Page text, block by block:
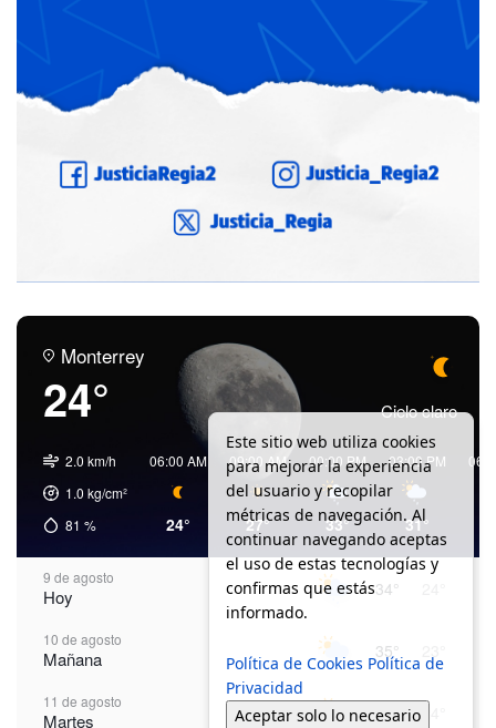
Monterrey
24° Cielo claro
2.0 km/h
1.0 kg/cm²
81 %
06:00 AM
24°
09:00 AM
27°
00:00 PM
33°
03:00 PM
31°
9 de agosto
Hoy 34°
10 de agosto
Mañana 35°
11 de agosto
Martes 36°
Este sitio web utiliza cookies
para mejorar la experiencia
del usuario y recopilar
métricas de navegación. Al
continuar navegando aceptas
el uso de estas tecnologías y
confirmas que estás
informado.
Política de Cookies Política de
Privacidad
Aceptar solo lo necesario